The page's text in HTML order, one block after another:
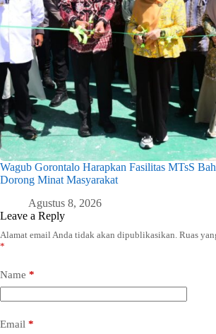
Wagub Gorontalo Harapkan Fasilitas MTsS
Dorong Minat Masyarakat
Agustus 8, 2026
Leave a Reply
Alamat email Anda tidak akan dipublikasikan. Ruas
*
Name *
Email *